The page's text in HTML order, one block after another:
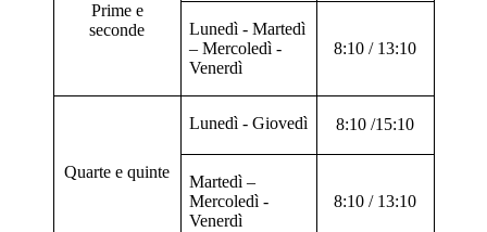
Prime e
seconde
Lunedì - Martedì
– Mercoledì -
Venerdì
8:10 / 13:10
Quarte e quinte
Lunedì - Giovedì 8:10 /15:10
Martedì –
Mercoledì -
Venerdì
8:10 / 13:10